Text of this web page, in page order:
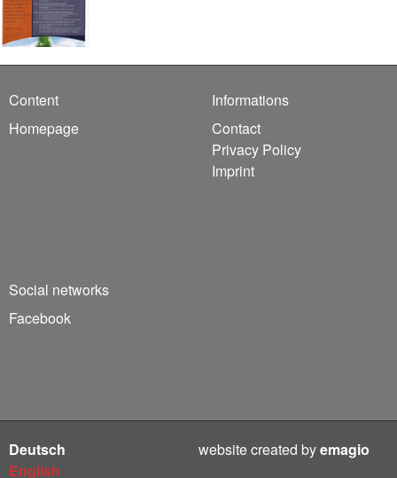
Content
Homepage
Informations
Contact
Privacy Policy
Imprint
Social networks
Facebook
Deutsch
English
website created byemagio